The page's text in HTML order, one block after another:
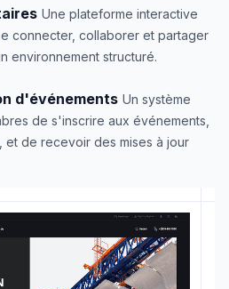
Une plateforme interactive
connecter, collaborer et partager
environnement structuré.
d'événements Un système
de s'inscrire aux événements,
et de recevoir des mises à jour